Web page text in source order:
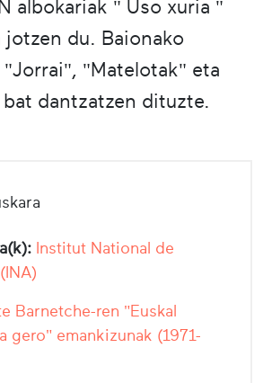
albokariak " Uso xuria "
jotzen du. Baionako
"Matelotak" eta
dantzatzen dituzte.
Institut National de
Barnetche-ren "Euskal
gero" emankizunak (1971-